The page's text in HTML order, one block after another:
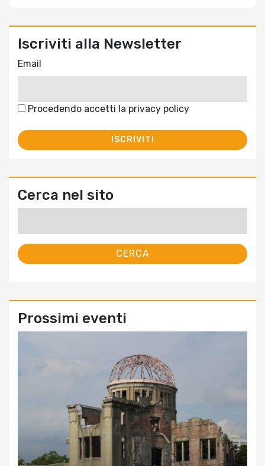
Iscriviti alla Newsletter
Email
Procedendo accetti la privacy policy
Cerca nel sito
Prossimi eventi